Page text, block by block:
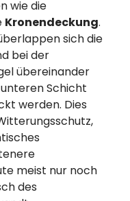
wie die
Kronendeckung.
sich die
bei der
übereinander
Schicht
werden. Dies
meist nur noch
des